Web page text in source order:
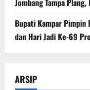
Jombang Tampa
Bupati Kampar Pimpin
dan Hari Jadi Ke-69
ARSIP